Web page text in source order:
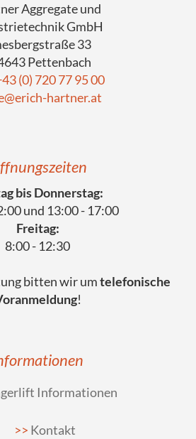
Aggregate und
GmbH
33
Pettenbach
(0) 720 77 95 00
hartner.at
bis Donnerstag:
und 13:00 - 17:00
Freitag:
8:00 - 12:30
bitten wir umtelefonische
!
Informationen
Kontakt